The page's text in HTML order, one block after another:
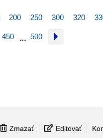
200 250 300 320
450 … 500
Zmazať Editovať